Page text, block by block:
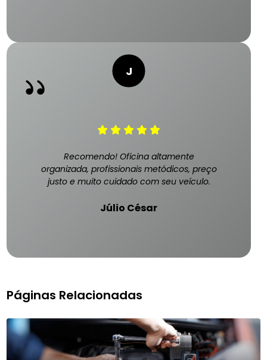
Recomendo! Oficina altamente
organizada, profissionais metódicos, preço
justo e muito cuidado com seu veículo.
Júlio César
Páginas Relacionadas